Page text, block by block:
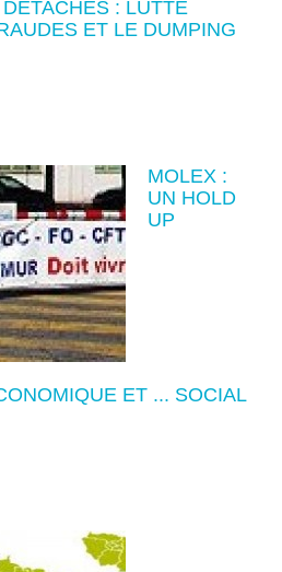
: LUTTE
ET LE DUMPING
MOLEX :
UN HOLD
UP
ET ... SOCIAL